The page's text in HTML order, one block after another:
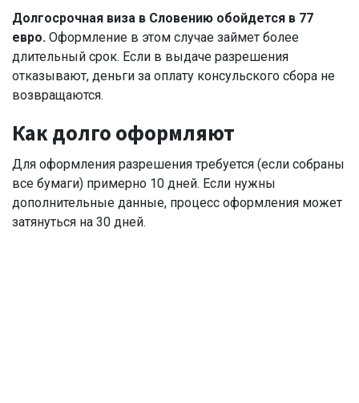
Долгосрочная виза в Словению обойдется в 77
евро. Оформление в этом случае займет более
длительный срок. Если в выдаче разрешения
отказывают, деньги за оплату консульского сбора не
возвращаются.
Как долго оформляют
Для оформления разрешения требуется (если собраны
все бумаги) примерно 10 дней. Если нужны
дополнительные данные, процесс оформления может
затянуться на 30 дней.